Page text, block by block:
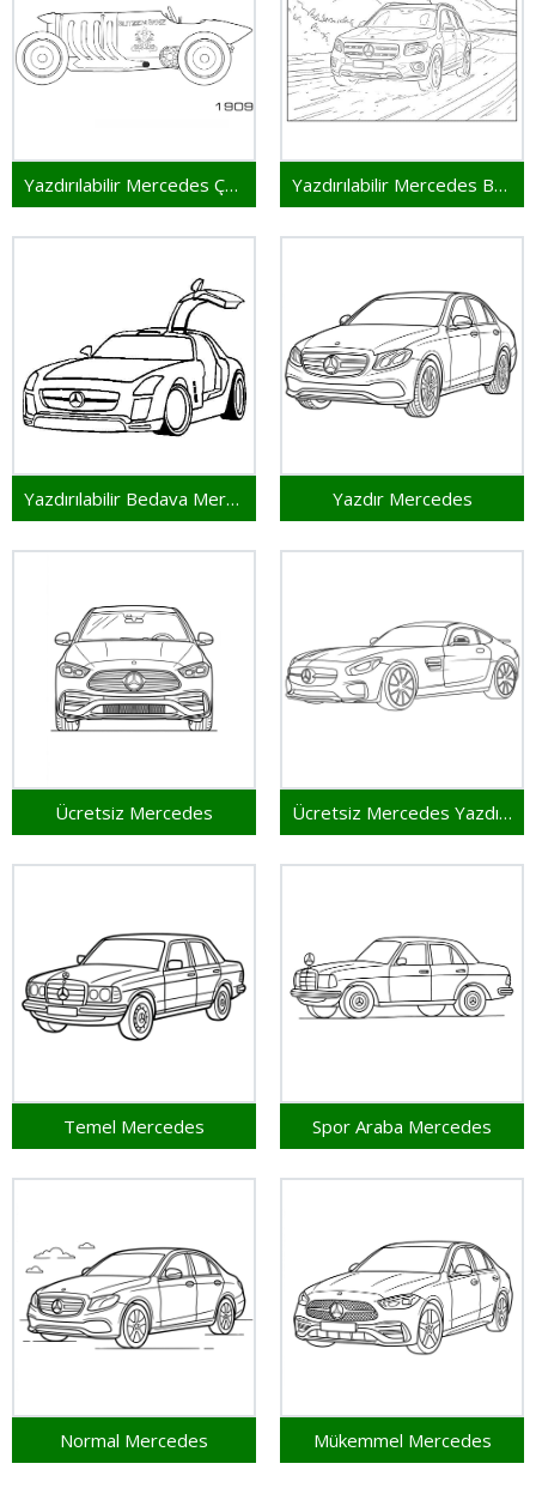
Yazdırılabilir Mercedes Çocuklar İçin Yazdırılabilir Mercedes Bedava
Yazdırılabilir Bedava Mercedes Yazdır Mercedes
Ücretsiz Mercedes Ücretsiz Mercedes Yazdırılabilir
Temel Mercedes Spor Araba Mercedes
Normal Mercedes Mükemmel Mercedes